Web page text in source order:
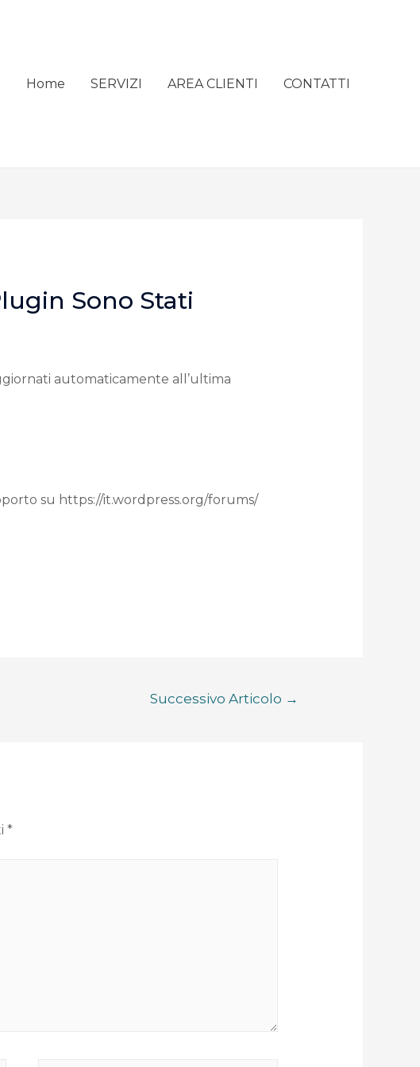
Home SERVIZI AREA CLIENTI CONTATTI
Sono Stati
automaticamente all’ultima
su https://it.wordpress.org/forums/
Successivo Articolo →
*